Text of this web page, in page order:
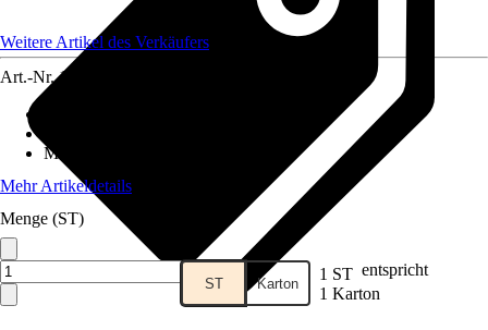
Weitere Artikel des Verkäufers
Art.-Nr. 12180312
Material
Mehr Artikeldetails
Menge (ST)
ST Karton 1 ST entspricht
1 Karton